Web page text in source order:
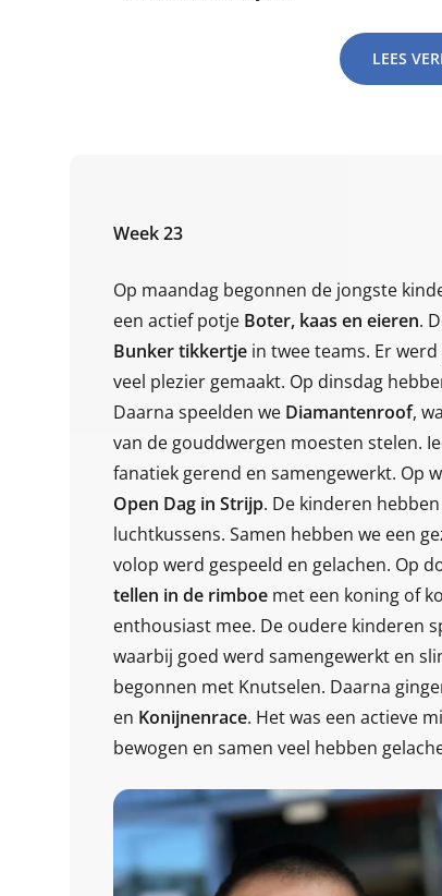
LEES
Week 23
Op maandag begonnen de jongste
een actief potje Boter, kaas en eieren.
Bunker tikkertje in twee teams. Er
veel plezier gemaakt. Op dinsdag
Daarna speelden we Diamantenroof,
van de gouddwergen moesten stelen.
fanatiek gerend en samengewerkt. Op
Open Dag in Strijp. De kinderen
luchtkussens. Samen hebben we een
volop werd gespeeld en gelachen. Op
tellen in de rimboe met een koning of
enthousiast mee. De oudere kinderen
waarbij goed werd samengewerkt en
begonnen met Knutselen. Daarna
en Konijnenrace. Het was een actieve
bewogen en samen veel hebben
My son goes here since
he started school, he
loves it and the
especially Sanne, Stijn,
Kroy & many more 😁.
Very responsive as well.
p praveen pujari